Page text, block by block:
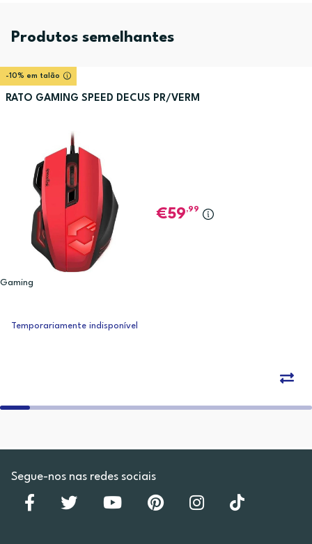
Produtos semelhantes
-10% em talão
RATO GAMING SPEED DECUS PR/VERM
Gaming
59,99
Temporariamente indisponível
Segue-nos nas redes sociais